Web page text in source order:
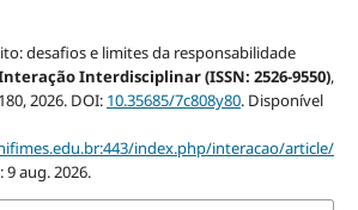
desafios e limites da responsabilidade
Interdisciplinar (ISSN: 2526-9550),
2026. DOI: 10.35685/7c808y80. Disponível
index.php/interacao/article/
9 aug. 2026.